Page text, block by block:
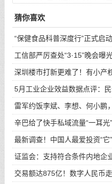
猜你喜欢
“保健食品科普深度行”正式启
工信部严厉查处“3·15”晚会曝
深圳楼市打新更难了！有小产
5月工业企业效益数据点评：
雷军约饭李斌、李想、何小鹏
辛巴给了快手私域流量“一耳光”
最新调查！中国人最爱投资“它
证监会：支持符合条件内地企
交易额达875亿！数字人民币